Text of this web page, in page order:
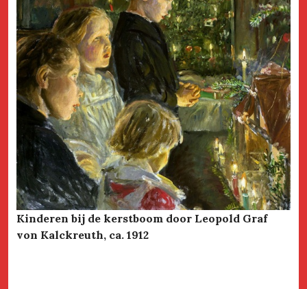
Kinderen bij de kerstboom door Leopold Graf
von Kalckreuth, ca. 1912